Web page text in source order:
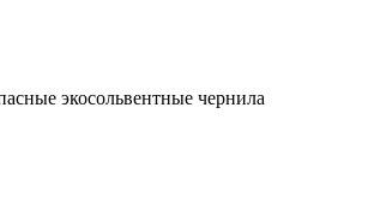
экосольвентные чернила